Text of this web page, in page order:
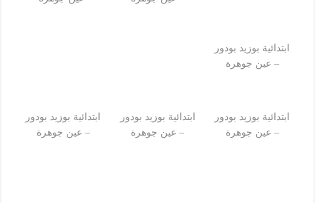
ابتدائية بوزيد بودور
– عين جوهرة
ابتدائية بوزيد بودور
– عين جوهرة
ابتدائية بوزيد بودور
– عين جوهرة
ابتدائية بوزيد بودور
– عين جوهرة